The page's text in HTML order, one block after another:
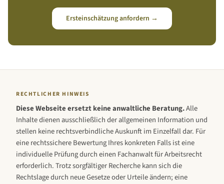
Ersteinschätzung anfordern →
RECHTLICHER HINWEIS
Diese Webseite ersetzt keine anwaltliche Beratung.Alle
Inhalte dienen ausschließlich der allgemeinen Information und
stellen keine rechtsverbindliche Auskunft im Einzelfall dar. Für
eine rechtssichere Bewertung Ihres konkreten Falls ist eine
individuelle Prüfung durch einen Fachanwalt für Arbeitsrecht
erforderlich. Trotz sorgfältiger Recherche kann sich die
Rechtslage durch neue Gesetze oder Urteile ändern; eine